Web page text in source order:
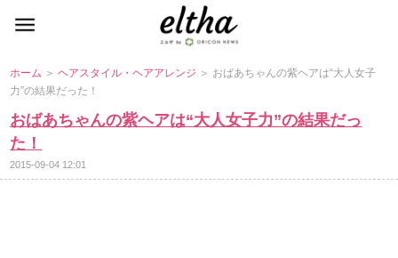
ホーム ＞ヘアスタイル・ヘアアレンジ ＞ おばあちゃんの紫ヘアは“大人女子
力”の結果だった！
おばあちゃんの紫ヘアは“大人女子力”の結果だっ
た！
2015-09-04 12:01